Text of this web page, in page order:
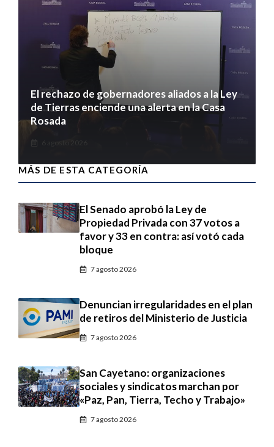
El rechazo de gobernadores aliados a la Ley
de Tierras enciende una alerta en la Casa
Rosada
6 agosto 2026
MÁS DE ESTA CATEGORÍA
El Senado aprobó la Ley de
Propiedad Privada con 37 votos a
favor y 33 en contra: así votó cada
bloque
7 agosto 2026
Denuncian irregularidades en el plan
de retiros del Ministerio de Justicia
7 agosto 2026
San Cayetano: organizaciones
sociales y sindicatos marchan por
«Paz, Pan, Tierra, Techo y Trabajo»
7 agosto 2026